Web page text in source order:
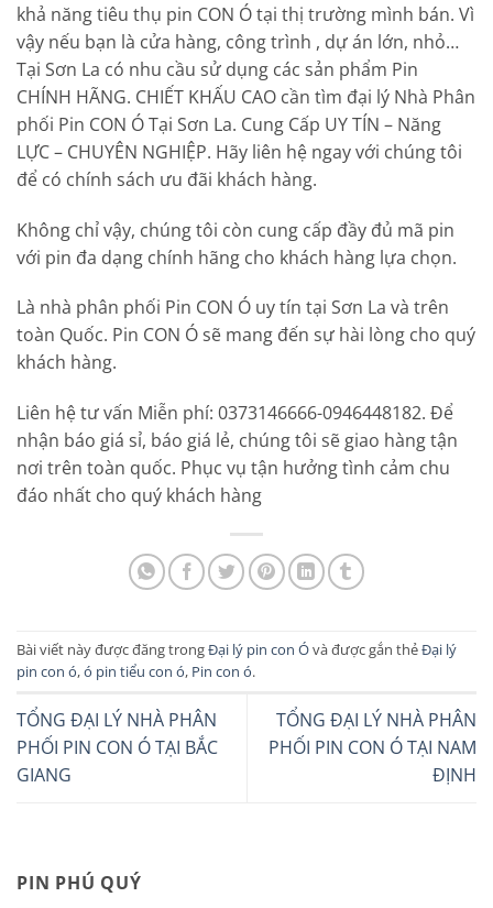
PIN PHÚ QUÝ
khả năng tiêu thụ pin CON Ó tại thị trường mình bán. Vì
vậy nếu bạn là cửa hàng, công trình , dự án lớn, nhỏ…
Tại Sơn La có nhu cầu sử dụng các sản phẩm Pin
CHÍNH HÃNG. CHIẾT KHẤU CAO cần tìm đại lý Nhà Phân
phối Pin CON Ó Tại Sơn La. Cung Cấp UY TÍN – Năng
LỰC – CHUYÊN NGHIỆP. Hãy liên hệ ngay với chúng tôi
để có chính sách ưu đãi khách hàng.
Không chỉ vậy, chúng tôi còn cung cấp đầy đủ mã pin
với pin đa dạng chính hãng cho khách hàng lựa chọn.
Là nhà phân phối Pin CON Ó uy tín tại Sơn La và trên
toàn Quốc. Pin CON Ó sẽ mang đến sự hài lòng cho quý
khách hàng.
Liên hệ tư vấn Miễn phí: 0373146666-0946448182. Để
nhận báo giá sỉ, báo giá lẻ, chúng tôi sẽ giao hàng tận
nơi trên toàn quốc. Phục vụ tận hưởng tình cảm chu
đáo nhất cho quý khách hàng
Bài viết này được đăng trongĐại lý pin con Óvà được gắn thẻĐại lý
pin con ó,ó pin tiểu con ó, Pin con ó.
TỔNG ĐẠI LÝ NHÀ PHÂN
PHỐI PIN CON Ó TẠI BẮC
GIANG
TỔNG ĐẠI LÝ NHÀ PHÂN
PHỐI PIN CON Ó TẠI NAM
ĐỊNH